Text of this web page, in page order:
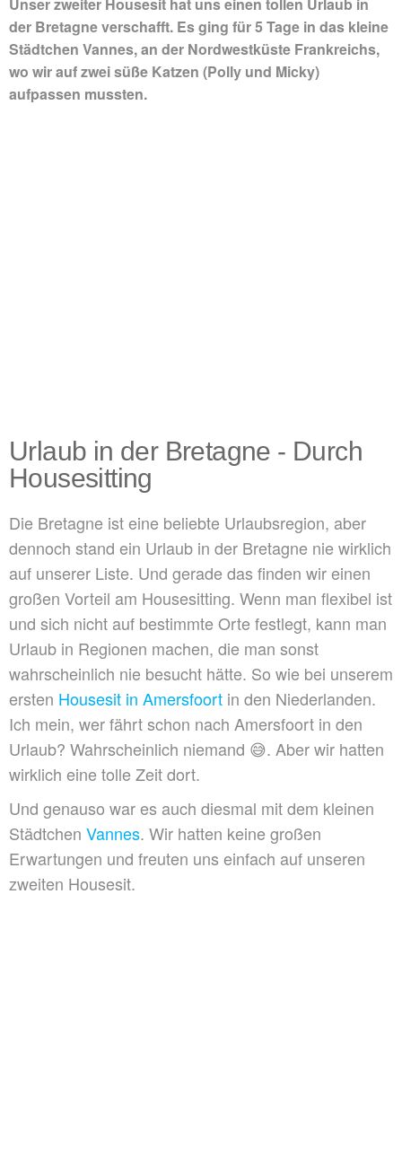
der Bretagne verschafft. Es ging für 5 Tage in das kleine
Städtchen Vannes, an der Nordwestküste Frankreichs,
wo wir auf zwei süße Katzen (Polly und Micky)
aufpassen mussten.
Urlaub in der Bretagne - Durch
Housesitting
Die Bretagne ist eine beliebte Urlaubsregion, aber
dennoch stand ein Urlaub in der Bretagne nie wirklich
auf unserer Liste. Und gerade das finden wir einen
großen Vorteil am Housesitting. Wenn man flexibel ist
und sich nicht auf bestimmte Orte festlegt, kann man
Urlaub in Regionen machen, die man sonst
wahrscheinlich nie besucht hätte. So wie bei unserem
ersten Housesit in Amersfoort in den Niederlanden.
Ich mein, wer fährt schon nach Amersfoort in den
Urlaub? Wahrscheinlich niemand 😅. Aber wir hatten
wirklich eine tolle Zeit dort.
Und genauso war es auch diesmal mit dem kleinen
Städtchen Vannes. Wir hatten keine großen
Erwartungen und freuten uns einfach auf unseren
zweiten Housesit.